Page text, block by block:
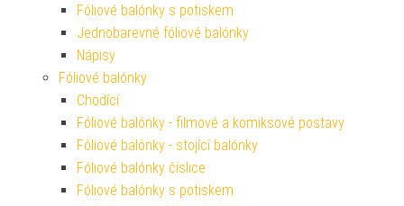
Fóliové balónky s potiskem
Jednobarevné fóliové balónky
Nápisy
Fóliové balónky
Chodící
Fóliové balónky - filmové a komiksové postavy
Fóliové balónky - stojící balónky
Fóliové balónky číslice
Fóliové balónky s potiskem